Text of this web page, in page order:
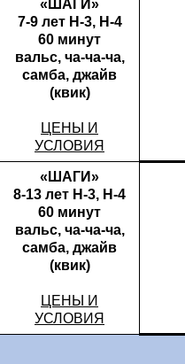
«ШАГИ»
7-9 лет Н-3, Н-4
60 минут
вальс, ча-ча-ча,
самба, джайв
(квик)
ЦЕНЫ И
УСЛОВИЯ
«ШАГИ»
8-13 лет Н-3, Н-4
60 минут
вальс, ча-ча-ча,
самба, джайв
(квик)
ЦЕНЫ И
УСЛОВИЯ